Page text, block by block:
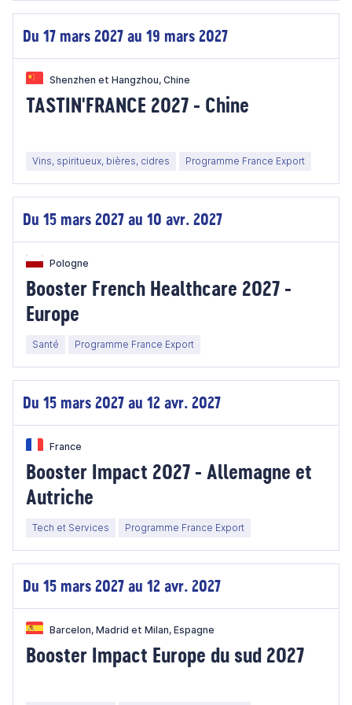
Du 17 mars 2027 au 19 mars 2027
Shenzhen et Hangzhou, Chine
TASTIN'FRANCE 2027 - Chine
Vins, spiritueux, bières, cidres Programme France Export
Du 15 mars 2027 au 10 avr. 2027
Pologne
Booster French Healthcare 2027 -
Europe
Santé Programme France Export
Du 15 mars 2027 au 12 avr. 2027
France
Booster Impact 2027 - Allemagne et
Autriche
Tech et Services Programme France Export
Du 15 mars 2027 au 12 avr. 2027
Barcelon, Madrid et Milan, Espagne
Booster Impact Europe du sud 2027